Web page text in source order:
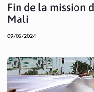
Fin de la mission
Mali
09/05/2024